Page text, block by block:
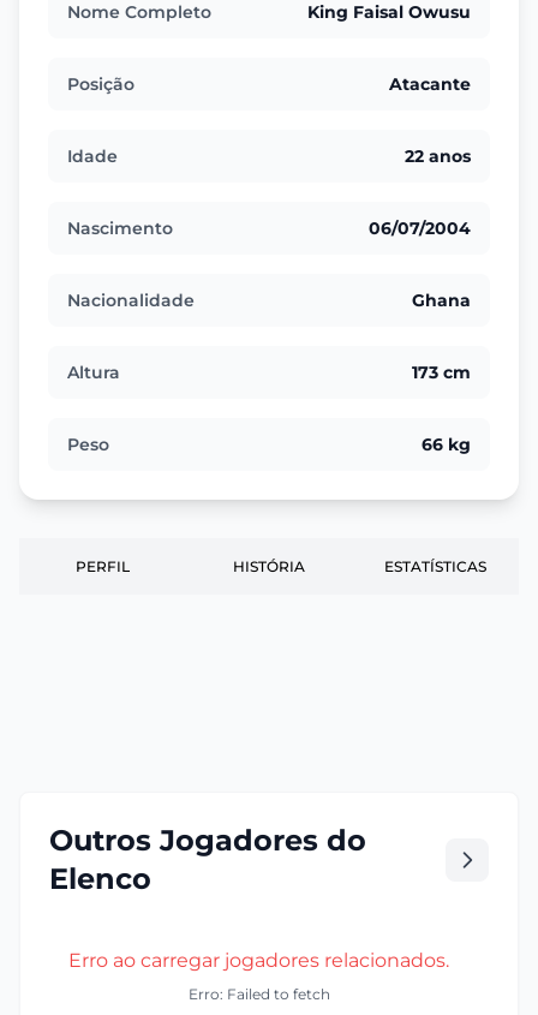
Nome Completo King Faisal Owusu
Posição Atacante
Idade 22 anos
Nascimento 06/07/2004
Nacionalidade Ghana
Altura 173 cm
Peso 66 kg
PERFIL HISTÓRIA ESTATÍSTICAS
Outros Jogadores do
Elenco
Erro ao carregar jogadores relacionados.
Erro: Failed to fetch